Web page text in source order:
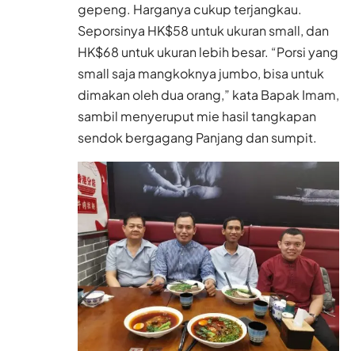
gepeng. Harganya cukup terjangkau.
Seporsinya HK$58 untuk ukuran small, dan
HK$68 untuk ukuran lebih besar. “Porsi yang
small saja mangkoknya jumbo, bisa untuk
dimakan oleh dua orang,” kata Bapak Imam,
sambil menyeruput mie hasil tangkapan
sendok bergagang Panjang dan sumpit.